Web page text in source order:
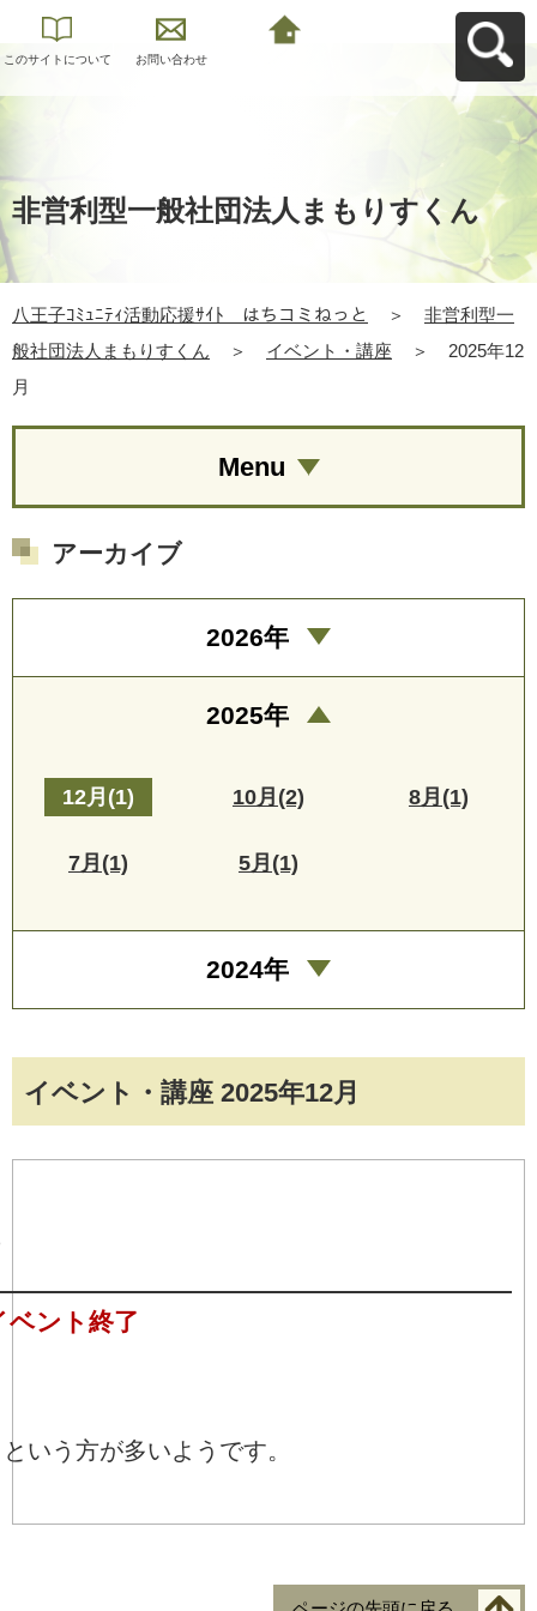
このサイトについて お問い合わせ
非営利型一般社団法人まもりすくん
八王子ｺﾐｭﾆﾃｨ活動応援ｻｲﾄ はちコミねっと ＞
非営利型一
般社団法人まもりすくん
＞ イベント・講座 ＞
2025年12
月
イベント・講座 2025年12月
ベント終了
いう方が多いようです。
Menu
アーカイブ
2026年
2025年
12月(1) 10月(2) 8月(1)
7月(1) 5月(1)
2024年